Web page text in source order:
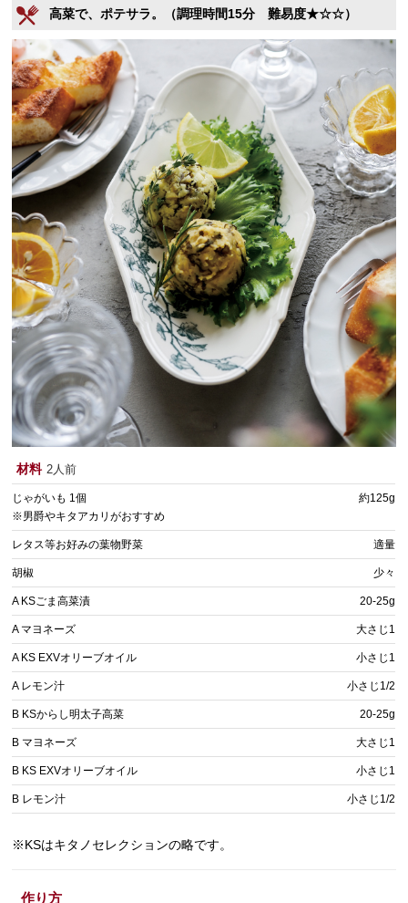
高菜で、ポテサラ。（調理時間15分 難易度★☆☆）
材料 2人前
じゃがいも 1個
※男爵やキタアカリがおすすめ
約125g
レタス等お好みの葉物野菜 適量
胡椒 少々
A KSごま高菜漬 20-25g
A マヨネーズ 大さじ1
A KS EXVオリーブオイル 小さじ1
A レモン汁 小さじ1/2
B KSからし明太子高菜 20-25g
B マヨネーズ 大さじ1
B KS EXVオリーブオイル 小さじ1
B レモン汁 小さじ1/2
※KSはキタノセレクションの略です。
作り方